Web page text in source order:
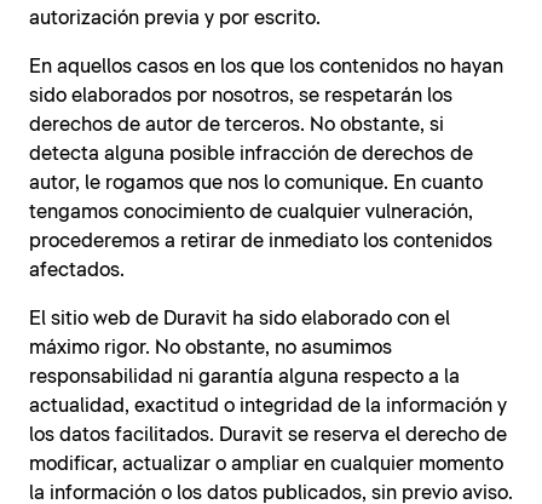
autorización previa y por escrito.
En aquellos casos en los que los contenidos no hayan
sido elaborados por nosotros, se respetarán los
derechos de autor de terceros. No obstante, si
detecta alguna posible infracción de derechos de
autor, le rogamos que nos lo comunique. En cuanto
tengamos conocimiento de cualquier vulneración,
procederemos a retirar de inmediato los contenidos
afectados.
El sitio web de Duravit ha sido elaborado con el
máximo rigor. No obstante, no asumimos
responsabilidad ni garantía alguna respecto a la
actualidad, exactitud o integridad de la información y
los datos facilitados. Duravit se reserva el derecho de
modificar, actualizar o ampliar en cualquier momento
la información o los datos publicados, sin previo aviso.